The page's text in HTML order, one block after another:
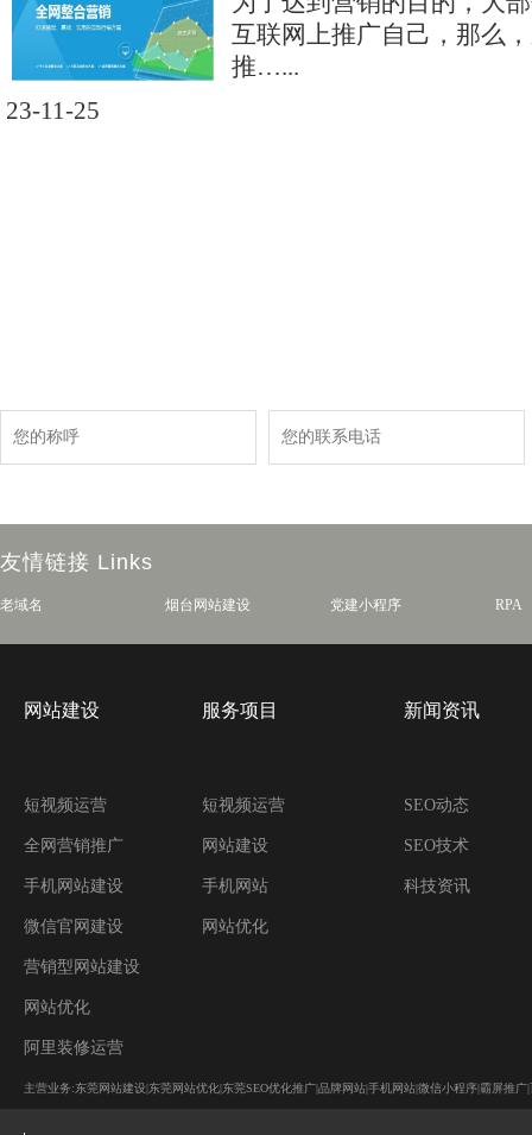
互联网上推广自己，那么
推…...
23-11-25
友情链接 Links
老域名 烟台网站建设 党建小程序 RPA
网站建设
短视频运营
全网营销推广
手机网站建设
微信官网建设
营销型网站建设
网站优化
阿里装修运营
服务项目
短视频运营
网站建设
手机网站
网站优化
新闻资讯
SEO动态
SEO技术
科技资讯
主营业务:东莞网站建设|东莞网站优化|东莞SEO优化推广|品牌网站|手机网站|微信小程序|霸屏推广